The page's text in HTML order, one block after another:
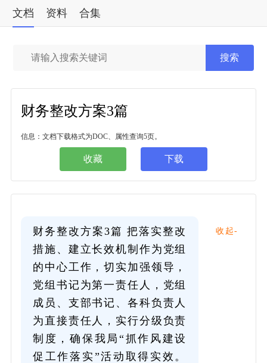
文档 资料 合集
搜索
财务整改方案3篇
信息：文档下载格式为DOC、属性查询5页。
收藏 下载
收起-
财务整改方案3篇 把落实整改
措施、建立长效机制作为党组
的中心工作，切实加强领导，
党组书记为第一责任人，党组
成员、支部书记、各科负责人
为直接责任人，实行分级负责
制度，确保我局“抓作风建设
促工作落实”活动取得实效。